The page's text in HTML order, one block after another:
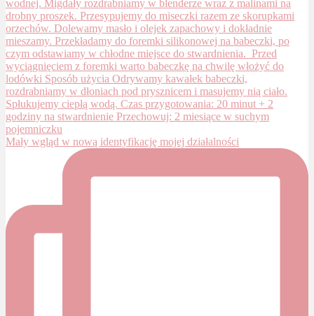
Mały wgląd w nową identyfikację mojej działalności